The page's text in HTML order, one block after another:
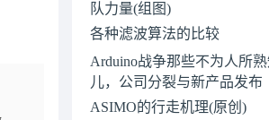
队力量(组图)
各种滤波算法的比较
Arduino战争那些不为人所
儿，公司分裂与新产品发布
ASIMO的行走机理(原创)